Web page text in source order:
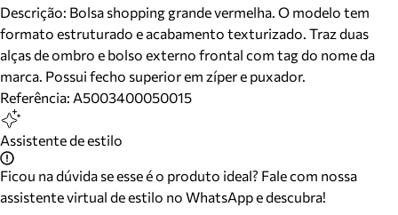
Descrição: Bolsa shopping grande vermelha. O modelo tem
formato estruturado e acabamento texturizado. Traz duas
alças de ombro e bolso externo frontal com tag do nome da
marca. Possui fecho superior em zíper e puxador.
Referência: A5003400050015
Assistente de estilo
Ficou na dúvida se esse é o produto ideal? Fale com nossa
assistente virtual de estilo no WhatsApp e descubra!